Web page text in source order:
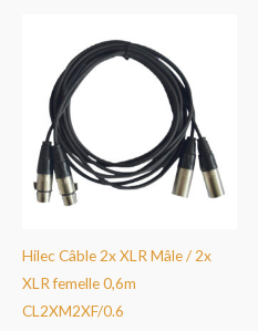
Hilec Câble 2x XLR Mâle / 2x
XLR femelle 0,6m
CL2XM2XF/0.6